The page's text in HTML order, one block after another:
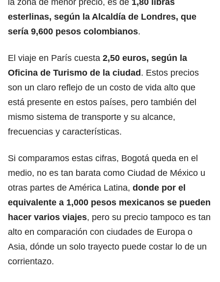
esterlinas, según la Alcaldía de Londres, que
sería 9,600 pesos colombianos.
El viaje en París cuesta 2,50 euros, según la
Oficina de Turismo de la ciudad. Estos precios
son un claro reflejo de un costo de vida alto que
está presente en estos países, pero también del
mismo sistema de transporte y su alcance,
frecuencias y características.
Si comparamos estas cifras, Bogotá queda en el
medio, no es tan barata como Ciudad de México u
otras partes de América Latina, donde por el
equivalente a 1,000 pesos mexicanos se pueden
hacer varios viajes, pero su precio tampoco es tan
alto en comparación con ciudades de Europa o
Asia, dónde un solo trayecto puede costar lo de un
corrientazo.